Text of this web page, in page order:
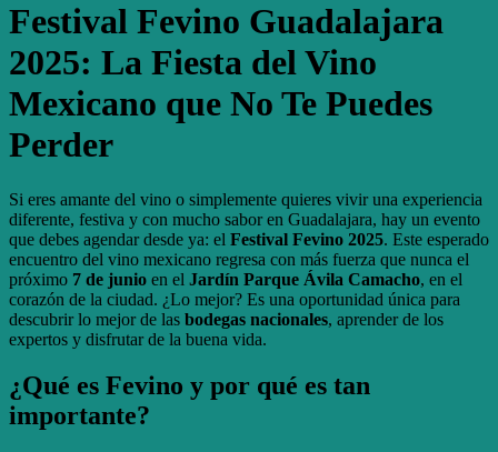
Festival Fevino Guadalajara
2025: La Fiesta del Vino
Mexicano que No Te Puedes
Perder
Si eres amante del vino o simplemente quieres vivir una experiencia
diferente, festiva y con mucho sabor en Guadalajara, hay un evento
que debes agendar desde ya: el Festival Fevino 2025. Este esperado
encuentro del vino mexicano regresa con más fuerza que nunca el
próximo 7 de junio en el Jardín Parque Ávila Camacho, en el
corazón de la ciudad. ¿Lo mejor? Es una oportunidad única para
descubrir lo mejor de las bodegas nacionales, aprender de los
expertos y disfrutar de la buena vida.
¿Qué es Fevino y por qué es tan
importante?